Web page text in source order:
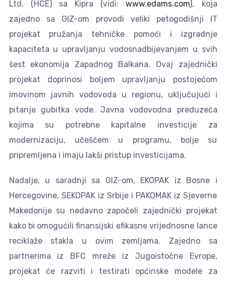
Ltd. (HCE) sa Kipra (vidi:www.edams.com), koja
zajedno sa GIZ-om provodi veliki petogodišnji IT
projekat pružanja tehničke pomoći i izgradnje
kapaciteta u upravljanju vodosnadbijevanjem u svih
šest ekonomija Zapadnog Balkana. Ovaj zajednički
projekat doprinosi boljem upravljanju postojećom
imovinom javnih vodovoda u regionu, uključujući i
pitanje gubitka vode. Javna vodovodna preduzeća
kojima su potrebne kapitalne investicije za
modernizaciju, učešćem u programu, bolje su
pripremljena i imaju lakši pristup investicijama.
Nadalje, u saradnji sa GIZ-om, EKOPAK iz Bosne i
Hercegovine, SEKOPAK iz Srbije i PAKOMAK iz Sjeverne
Makedonije su nedavno započeli zajednički projekat
kako bi omogućili finansijski efikasne vrijednosne lance
reciklaže stakla u ovim zemljama. Zajedno sa
partnerima iz BFC mreže iz Jugoistočne Evrope,
projekat će razviti i testirati općinske modele za